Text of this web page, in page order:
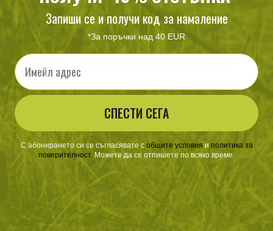
лв. € лв. €
Голям избор от пособия, които са част от екипировката
на военни и полицейски части от различни страни.
Може да намерите бинокли, бои за лице, наколенки и
налакътници, белезници, както и много други неща.
Част от продуктите са в камуфлажна разцветка.
Покажи повече
Запиши се и получи код за намаление
*За поръчки над 40 EUR
Email
СПЕСТИ СЕГА
С абонирането си се съгласявате с​ общите условия и политика за
поверителност. Можете да се отпишете по всяко време.